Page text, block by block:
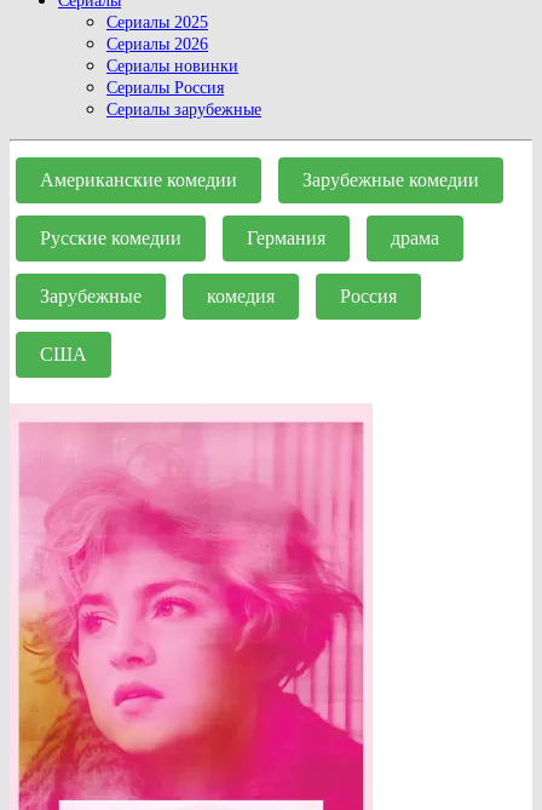
Сериалы 2025
Сериалы 2026
Сериалы новинки
Сериалы Россия
Сериалы зарубежные
Close
Button
Американские комедии Зарубежные комедии
Русские комедии Германия драма
Зарубежные комедия Россия
США